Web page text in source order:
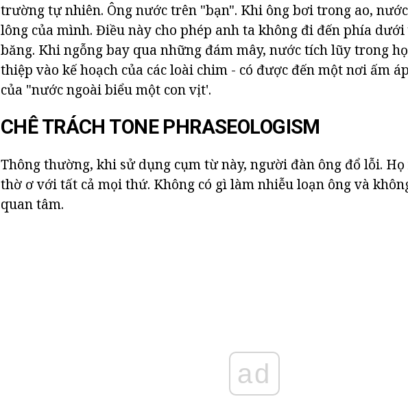
trường tự nhiên. Ông nước trên "bạn". Khi ông bơi trong ao,
lông của mình. Điều này cho phép anh ta không đi đến phía
băng. Khi ngỗng bay qua những đám mây, nước tích lũy trong
thiệp vào kế hoạch của các loài chim - có được đến một nơi ấm
của "nước ngoài biểu một con vịt'.
CHÊ TRÁCH TONE PHRASEOLOGISM
Thông thường, khi sử dụng cụm từ này, người đàn ông đổ lỗi.
thờ ơ với tất cả mọi thứ. Không có gì làm nhiễu loạn ông và
quan tâm.
ad